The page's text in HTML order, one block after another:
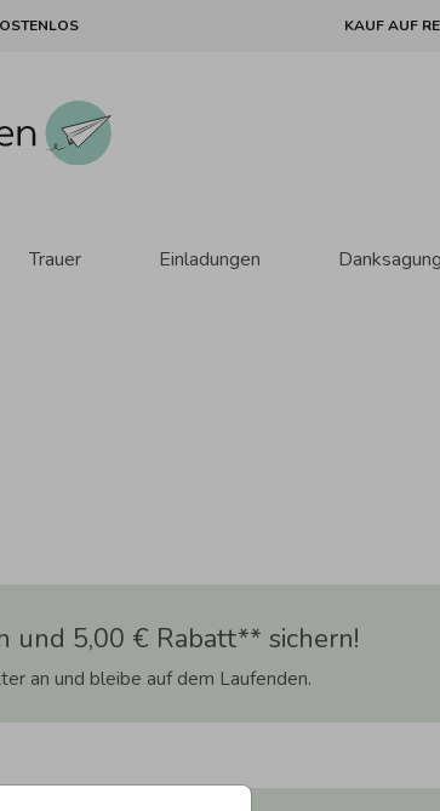
KAUF AUF
Trauer Einladungen
und 5,00 € Rabatt** sichern!
an und bleibe auf dem Laufenden.